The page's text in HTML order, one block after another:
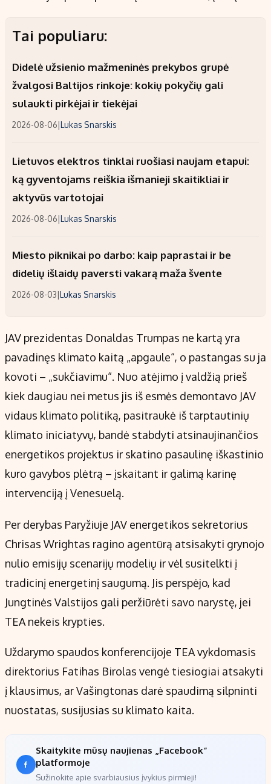
Tai populiaru:
Didelė užsienio mažmeninės prekybos grupė
žvalgosi Baltijos rinkoje: kokių pokyčių gali
sulaukti pirkėjai ir tiekėjai
2026-08-06|Lukas Snarskis
Lietuvos elektros tinklai ruošiasi naujam etapui:
ką gyventojams reiškia išmanieji skaitikliai ir
aktyvūs vartotojai
2026-08-06|Lukas Snarskis
Miesto piknikai po darbo: kaip paprastai ir be
didelių išlaidų paversti vakarą maža švente
2026-08-03|Lukas Snarskis
JAV prezidentas Donaldas Trumpas ne kartą yra
pavadinęs klimato kaitą „apgaule“, o pastangas su ja
kovoti – „sukčiavimu“. Nuo atėjimo į valdžią prieš
kiek daugiau nei metus jis iš esmės demontavo JAV
vidaus klimato politiką, pasitraukė iš tarptautinių
klimato iniciatyvų, bandė stabdyti atsinaujinančios
energetikos projektus ir skatino pasaulinę iškastinio
kuro gavybos plėtrą – įskaitant ir galimą karinę
intervenciją į Venesuelą.
Per derybas Paryžiuje JAV energetikos sekretorius
Chrisas Wrightas ragino agentūrą atsisakyti grynojo
nulio emisijų scenarijų modelių ir vėl susitelkti į
tradicinį energetinį saugumą. Jis perspėjo, kad
Jungtinės Valstijos gali peržiūrėti savo narystę, jei
TEA nekeis krypties.
Uždarymo spaudos konferencijoje TEA vykdomasis
direktorius Fatihas Birolas vengė tiesiogiai atsakyti
į klausimus, ar Vašingtonas darė spaudimą silpninti
nuostatas, susijusias su klimato kaita.
Skaitykite mūsų naujienas „Facebook“
platformoje
Sužinokite apie svarbiausius įvykius pirmieji!